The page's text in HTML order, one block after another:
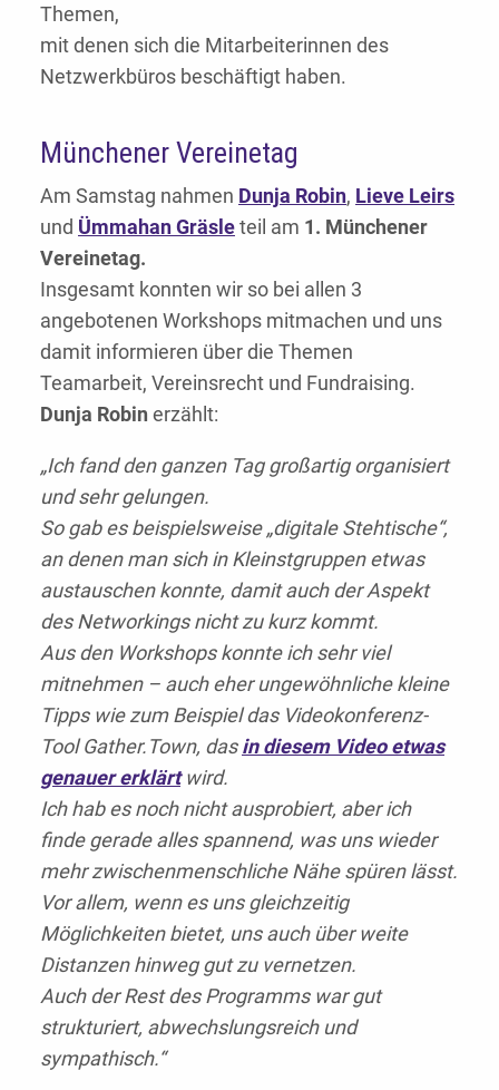
Themen,
mit denen sich die Mitarbeiterinnen des
Netzwerkbüros beschäftigt haben.
Münchener Vereinetag
Am Samstag nahmen Dunja Robin, Lieve Leirs
und Ümmahan Gräsleteil am 1. Münchener
Vereinetag.
Insgesamt konnten wir so bei allen 3
angebotenen Workshops mitmachen und uns
damit informieren über die Themen
Teamarbeit, Vereinsrecht und Fundraising.
Dunja Robin erzählt:
„Ich fand den ganzen Tag großartig organisiert
und sehr gelungen.
So gab es beispielsweise „digitale Stehtische“,
an denen man sich in Kleinstgruppen etwas
austauschen konnte, damit auch der Aspekt
des Networkings nicht zu kurz kommt.
Aus den Workshops konnte ich sehr viel
mitnehmen – auch eher ungewöhnliche kleine
Tipps wie zum Beispiel das Videokonferenz-
Tool Gather.Town, dasin diesem Video etwas
genauer erklärtwird.
Ich hab es noch nicht ausprobiert, aber ich
finde gerade alles spannend, was uns wieder
mehr zwischenmenschliche Nähe spüren lässt.
Vor allem, wenn es uns gleichzeitig
Möglichkeiten bietet, uns auch über weite
Distanzen hinweg gut zu vernetzen.
Auch der Rest des Programms war gut
strukturiert, abwechslungsreich und
sympathisch.“